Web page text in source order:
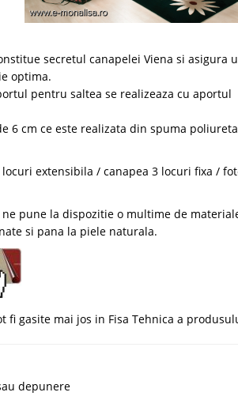
secretul canapelei Viena si asigura
optima.
pentru saltea se realizeaza cu aportul
6 cm ce este realizata din spuma
extensibila / canapea 3 locuri fixa /
pune la dispozitie o multime de
si pana la piele naturala.
gasite mai jos in Fisa Tehnica a
depunere